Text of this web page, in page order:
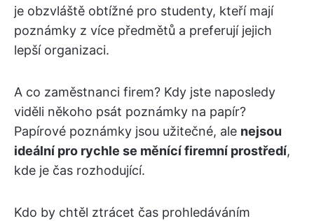
je obzvláště obtížné pro studenty, kteří mají
poznámky z více předmětů a preferují jejich
lepší organizaci.
A co zaměstnanci firem? Kdy jste naposledy
viděli někoho psát poznámky na papír?
Papírové poznámky jsou užitečné, ale nejsou
ideální pro rychle se měnící firemní prostředí,
kde je čas rozhodující.
Kdo by chtěl ztrácet čas prohledáváním